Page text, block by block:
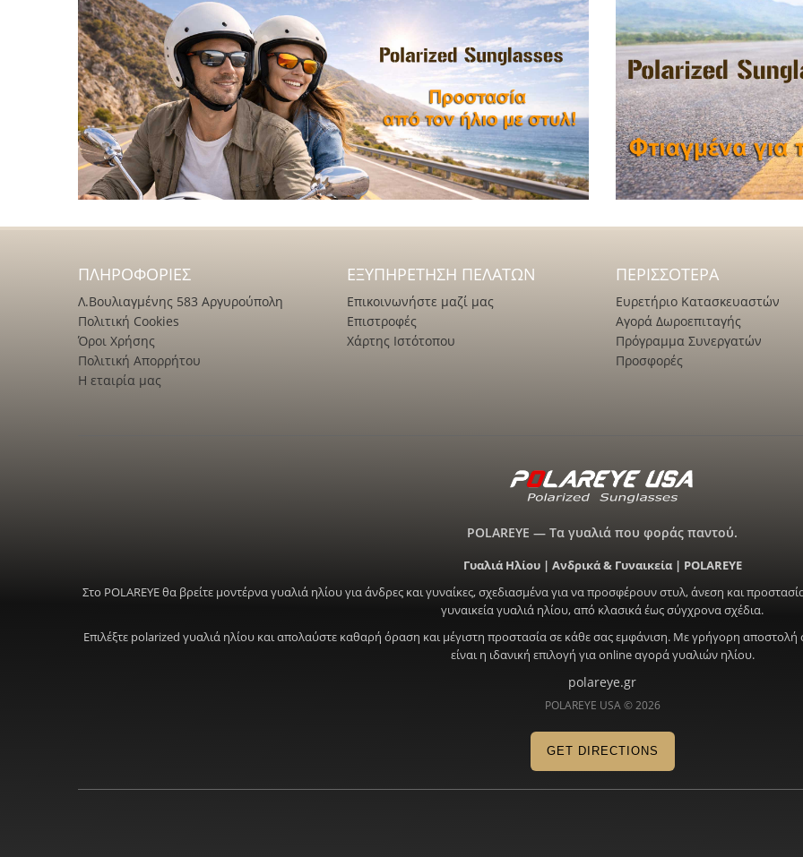
ΠΛΗΡΟΦΟΡΊΕΣ
Λ.Βουλιαγμένης 583 Αργυρούπολη
Πολιτική Cookies
Όροι Χρήσης
Πολιτική Απορρήτου
Η εταιρία μας
ΕΞΥΠΗΡΈΤΗΣΗ ΠΕΛΑΤΏΝ
Επικοινωνήστε μαζί μας
Επιστροφές
Χάρτης Ιστότοπου
ΠΕΡΙΣΣΌΤΕΡΑ
Ευρετήριο Κατασκευαστών
Αγορά Δωροεπιταγής
Πρόγραμμα Συνεργατών
Προσφορές
POLAREYE — Τα γυαλιά που φοράς παντού.
Γυαλιά Ηλίου | Ανδρικά & Γυναικεία | POLAREYE
Στο POLAREYE θα βρείτε μοντέρνα γυαλιά ηλίου για άνδρες και γυναίκες, σχεδιασμένα για να προσφέρουν στυλ, άνεση και
γυναικεία γυαλιά ηλίου, από κλασικά έως σύγχρονα σχέδια.
Επιλέξτε polarized γυαλιά ηλίου και απολαύστε καθαρή όραση και μέγιστη προστασία σε κάθε σας εμφάνιση. Με γρήγορη αποστολή
είναι η ιδανική επιλογή για online αγορά γυαλιών ηλίου.
polareye.gr
POLAREYE USA © 2026
GET DIRECTIONS